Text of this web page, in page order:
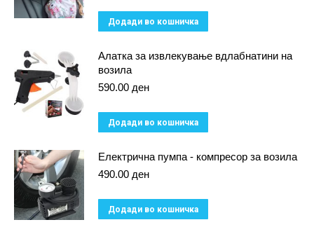
Додади во кошничка
Алатка за извлекување вдлабнатини на
возила
590.00 ден
Додади во кошничка
Електрична пумпа - компресор за возила
490.00 ден
Додади во кошничка